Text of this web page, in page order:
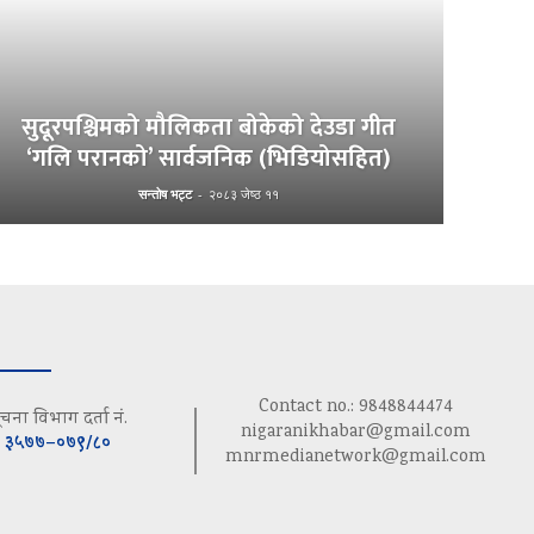
सुदूरपश्चिमको मौलिकता बोकेको देउडा गीत
‘गलि परानको’ सार्वजनिक (भिडियोसहित)
सन्तोष भट्ट - २०८३ जेष्ठ ११
विभाग दर्ता नं.
३५७७–०७९/८०
Contact no.: 9848844474
nigaranikhabar@gmail.com
mnrmedianetwork@gmail.com